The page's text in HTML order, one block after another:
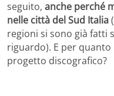
seguito, anche perché
nelle città del Sud Italia
regioni si sono già fatti
riguardo). E per
progetto discografico?